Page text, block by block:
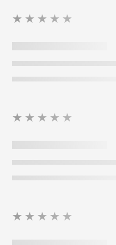
★★★★★
★★★★★
★★★★★